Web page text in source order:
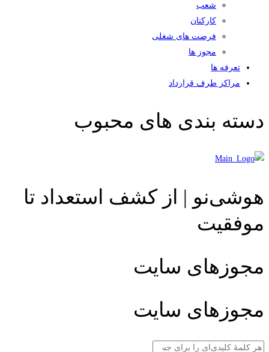
شعب
کارکنان
فرصت های شغلی
مجوز ها
تعرفه ها
مراکز طرف قرارداد
دسته بندی های محبوب
هوشی‌نو | از کشف استعداد تا
موفقیت
مجوزهای سایت
مجوزهای سایت